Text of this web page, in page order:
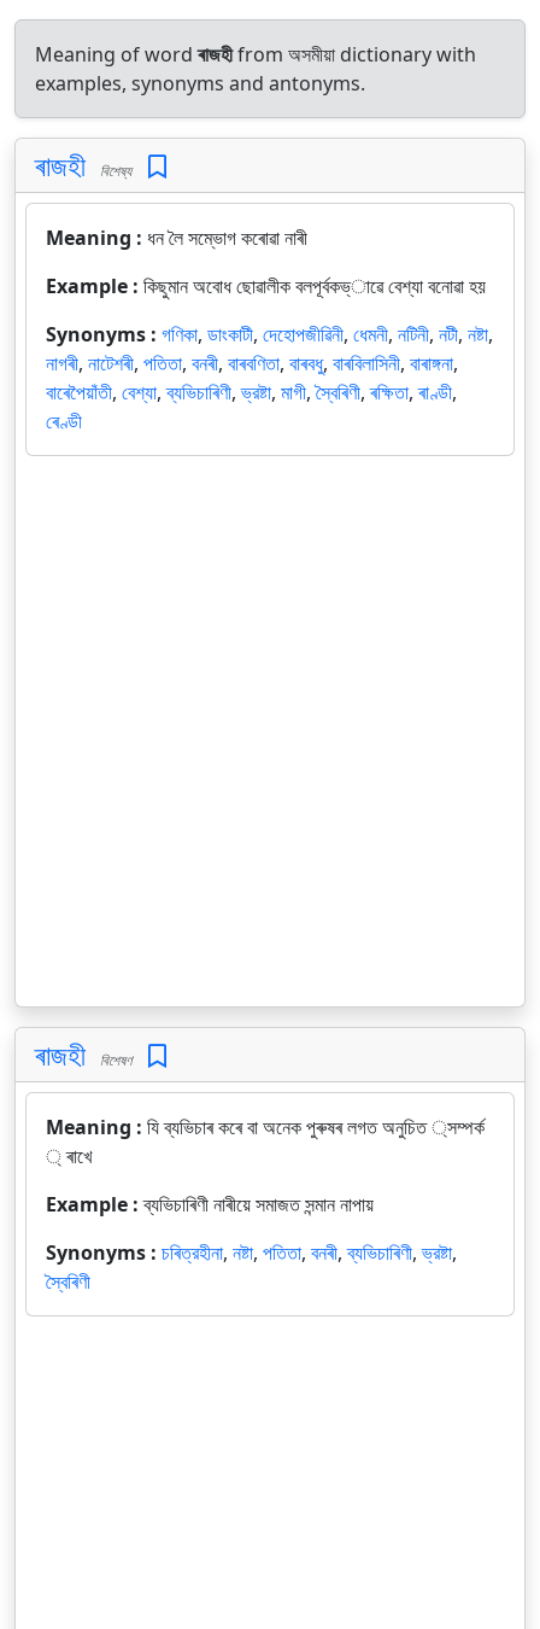
Meaning of wordৰাজহীfrom অসমীয়া dictionary with
examples, synonyms and antonyms.
ৰাজহী বিশেষ্য
Meaning : ধন লৈ সম্ভোগ কৰোৱা নাৰী
Example : কিছুমান অবোধ ছোৱালীক বলপূর্বকভ্াৱে বেশ্যা বনোৱা হয়
Synonyms : গণিকা, ডাংকাটী, দেহোপজীৱিনী, ধেমনী, নটিনী, নটী, নষ্টা,
নাগৰী, নাটেশৰী, পতিতা, বনৰী, বাৰবণিতা, বাৰবধু, বাৰবিলাসিনী, বাৰাঙ্গনা,
বাৰেপৈয়াঁতী, বেশ্যা,ব্যভিচাৰিণী,ভ্রষ্টা, মাগী,স্বৈৰিণী,ৰক্ষিতা,ৰাণ্ডী,
ৰেণ্ডী
ৰাজহী বিশেষণ
Meaning : যি ব্যভিচাৰ কৰে বা অনেক পুৰুষৰ লগত অনুচিত ্সম্পর্ক
্ ৰাখে
Example :ব্যভিচাৰিণী নাৰীয়ে সমাজত সন্মান নাপায়
Synonyms : চৰিত্রহীনা, নষ্টা, পতিতা, বনৰী,ব্যভিচাৰিণী,ভ্রষ্টা,
স্বৈৰিণী